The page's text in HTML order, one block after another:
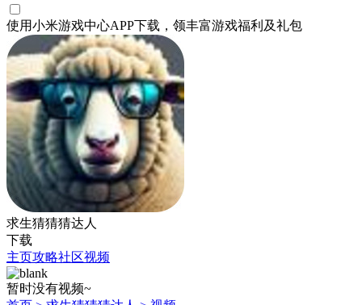
使用小米游戏中心APP下载 ，领丰富游戏福利 及礼包
求生猜猜猜达人
下载
主页攻略社区视频
暂时没有视频~